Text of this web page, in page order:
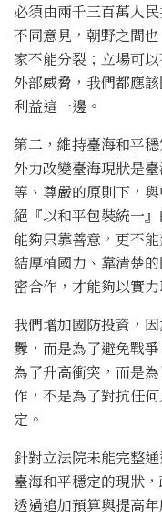
必須由兩千三百萬人
不同意見，朝野之間
家不能分裂；立場可
外部威脅，我們都應
利益這一邊。
第二，維持臺海和平
外力改變臺海現狀是
等、尊嚴的原則下，
絕『以和平包裝統一
能夠只靠善意，更不
結厚植國力、靠清楚
密合作，才能夠以實
我們增加國防投資，
釁，而是為了避免戰
為了升高衝突，而是
作，不是為了對抗任
定。
針對立法院未能完整
臺海和平穩定的現狀
透過追加預算與提高